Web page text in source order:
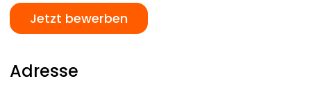
Jetzt bewerben
Adresse